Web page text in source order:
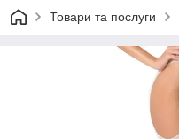
Товари та послуги